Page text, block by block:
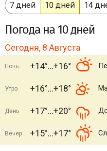
7 дней 10 дней 14
Погода на 10 дней
Сегодня, 8 Августа
Ночь +14° +16°
Утро +16° +18°
День +17° +20°
Вечер +15° +17°